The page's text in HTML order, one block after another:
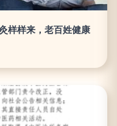
样样来，老百姓健康